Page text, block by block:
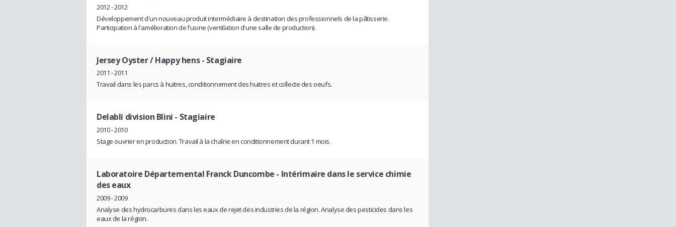
2012 - 2012
Développement d'un nouveau produit intermédiaire à destination des professionnels de la pâtisserie.
Participation à l'amélioration de l'usine (ventilation d'une salle de production).
Jersey Oyster / Happy hens- Stagiaire
2011 - 2011
Travail dans les parcs à huitres, conditionnement des huitres et collecte des oeufs.
Delabli division Blini - Stagiaire
2010 - 2010
Stage ouvrier en production. Travail à la chaîne en conditionnement durant 1 mois.
Laboratoire Départemental Franck Duncombe - Intérimaire dans le service chimie
des eaux
2009 - 2009
Analyse des hydrocarbures dans les eaux de rejet des industries de la région. Analyse des pesticides dans les
eaux de la région.